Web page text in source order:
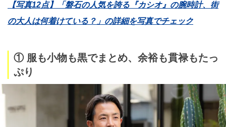
【写真12点】「磐石の人気を誇る『カシオ』の腕時計、街
の大人は何着けている？」の詳細を写真でチェック
① 服も小物も黒でまとめ、余裕も貫禄もたっ
ぷり